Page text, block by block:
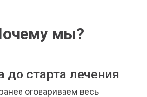
мы?
до старта лечения
оговариваем весь